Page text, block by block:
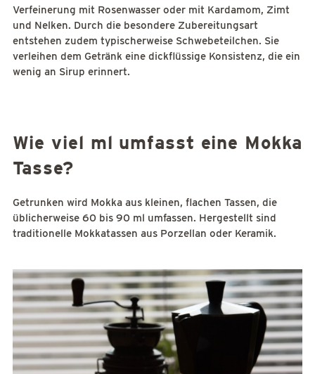
Verfeinerung mit Rosenwasser oder mit Kardamom, Zimt
und Nelken. Durch die besondere Zubereitungsart
entstehen zudem typischerweise Schwebeteilchen. Sie
verleihen dem Getränk eine dickflüssige Konsistenz, die ein
wenig an Sirup erinnert.
Wie viel ml umfasst eine Mokka
Tasse?
Getrunken wird Mokka aus kleinen, flachen Tassen, die
üblicherweise 60 bis 90 ml umfassen. Hergestellt sind
traditionelle Mokkatassen aus Porzellan oder Keramik.